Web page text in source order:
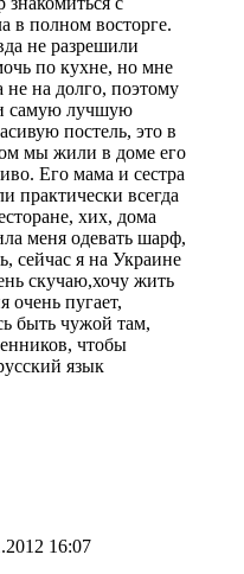
в полном восторге.
не разрешили
по кухне, но мне
не на долго, поэтому
самую лучшую
постель, это в
мы жили в доме его
Его мама и сестра
практически всегда
хих, дома
меня одевать шарф,
сейчас я на Украине
скучаю,хочу жить
очень пугает,
быть чужой там,
чтобы
язык
16:07